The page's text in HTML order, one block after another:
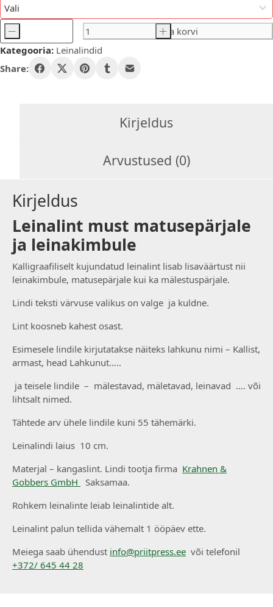
Leinalint
must
kogus
- +
Lisa korvi
Kategooria: Leinalindid
Share:
Kirjeldus
Arvustused (0)
Kirjeldus
Leinalint must matusepärjale
ja leinakimbule
Kalligraafiliselt kujundatud leinalint lisab lisaväärtust nii
leinakimbule, matusepärjale kui ka mälestuspärjale.
Lindi teksti värvuse valikus on valge ja kuldne.
Lint koosneb kahest osast.
Esimesele lindile kirjutatakse näiteks lahkunu nimi – Kallist,
armast, head Lahkunut…..
ja teisele lindile – mälestavad, mäletavad, leinavad …. või
lihtsalt nimed.
Tähtede arv ühele lindile kuni 55 tähemärki.
Leinalindi laius 10 cm.
Materjal – kangaslint. Lindi tootja firma Krahnen &
Gobbers GmbH
Saksamaa.
Rohkem leinalinte leiab leinalintide alt.
Leinalint palun tellida vähemalt 1 ööpäev ette.
Meiega saab ühendust info@priitpress.ee või telefonil
+372/ 645 44 28